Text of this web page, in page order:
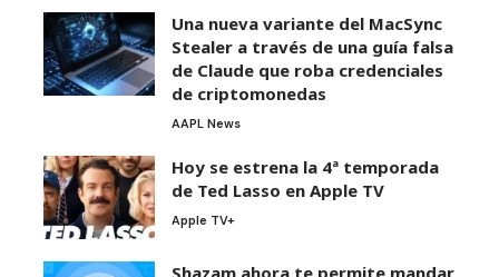
Una nueva variante del MacSync
Stealer a través de una guía falsa
de Claude que roba credenciales
de criptomonedas
AAPL News
Hoy se estrena la 4ª temporada
de Ted Lasso en Apple TV
Apple TV+
Shazam ahora te permite mandar